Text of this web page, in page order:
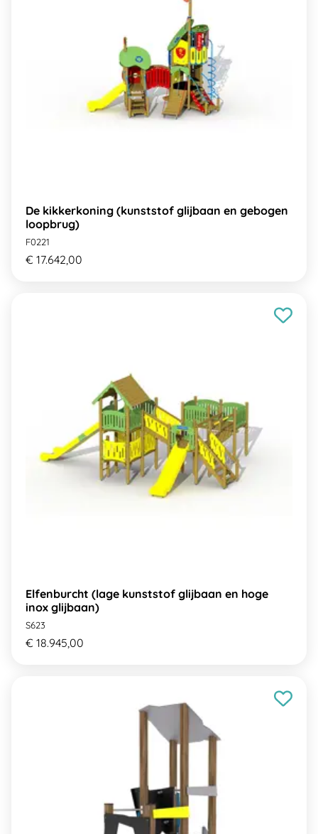
De kikkerkoning (kunststof glijbaan en gebogen
loopbrug)
F0221
€ 17.642,00
Elfenburcht (lage kunststof glijbaan en hoge
inox glijbaan)
S623
€ 18.945,00